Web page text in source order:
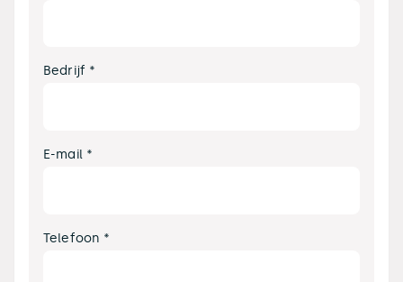
Bedrijf *
E-mail *
Telefoon *